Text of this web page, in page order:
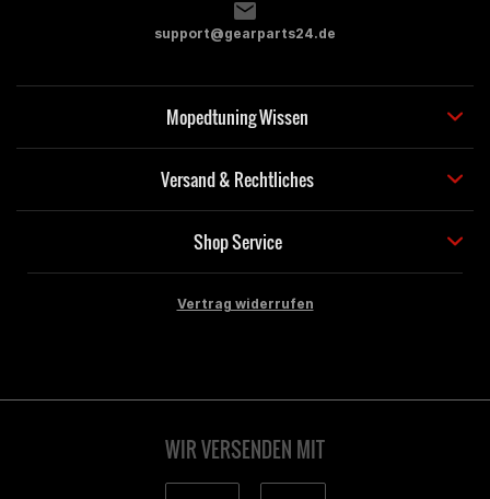
support@gearparts24.de
Mopedtuning Wissen
Versand & Rechtliches
Shop Service
Vertrag widerrufen
WIR VERSENDEN MIT